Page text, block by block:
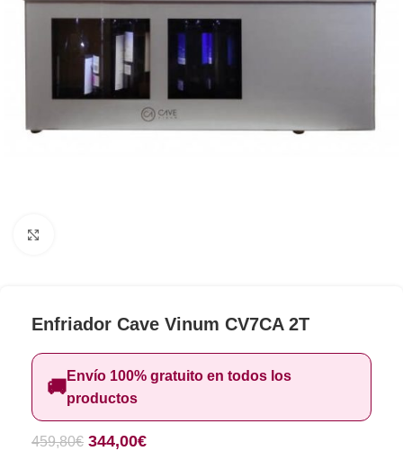
Enfriador Cave Vinum CV7CA 2T
🚚Envío 100% gratuito en todos los
productos
459,80€ 344,00€